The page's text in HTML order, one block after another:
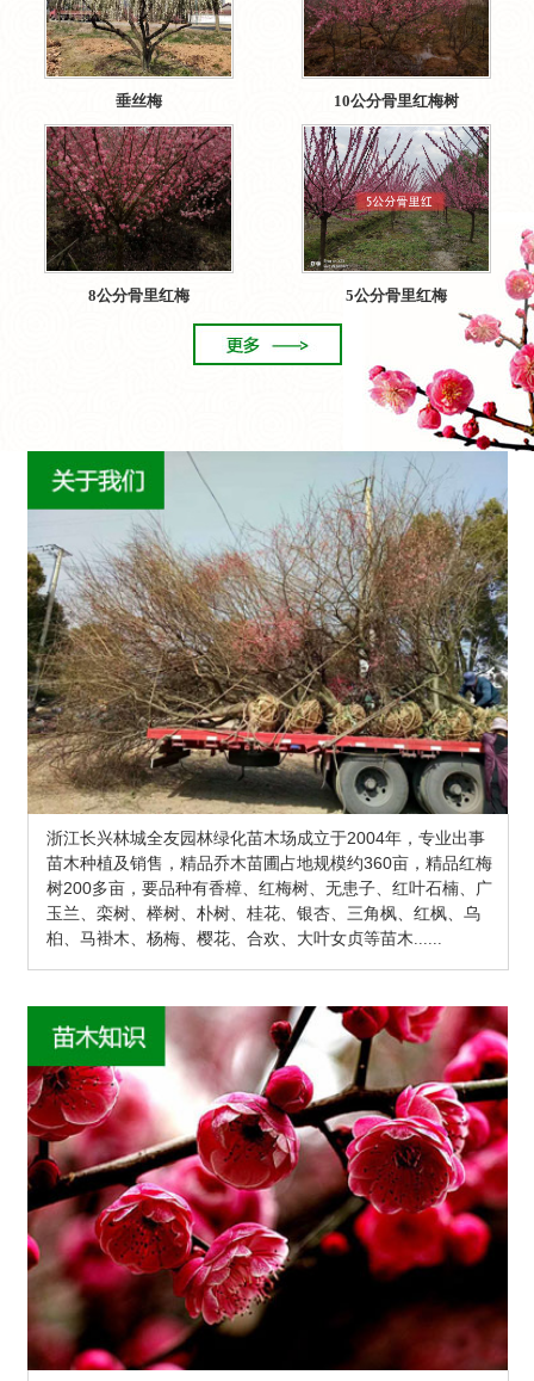
垂丝梅 10公分骨里红梅树
8公分骨里红梅 5公分骨里红梅
浙江长兴林城全友园林绿化苗木场成立于2004年，专业出事
苗木种植及销售，精品乔木苗圃占地规模约360亩，精品红梅
树200多亩，要品种有香樟、红梅树、无患子、红叶石楠、广
玉兰、栾树、榉树、朴树、桂花、银杏、三角枫、红枫、乌
桕、马褂木、杨梅、樱花、合欢、大叶女贞等苗木......